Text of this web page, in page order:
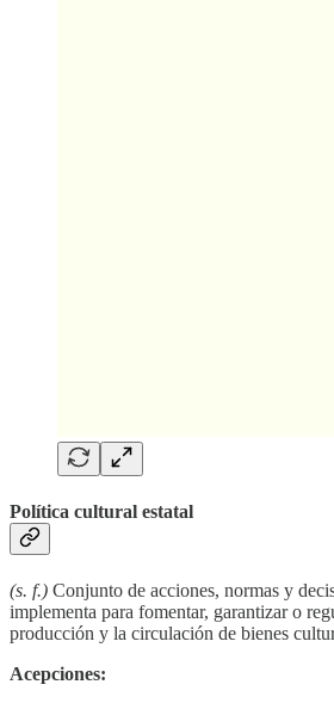
Política cultural estatal
(s. f.) Conjunto de acciones, normas y
implementa para fomentar, garantizar o
producción y la circulación de bienes
Acepciones: